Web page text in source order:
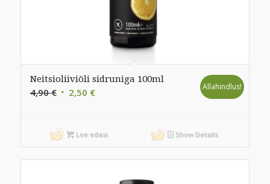
Neitsioliiviõli sidruniga 100ml
4,90€ Algne
4,90 €.
2,50 €Praegune
2,50 €.
Allahindlus!
Loe edasi Show Details